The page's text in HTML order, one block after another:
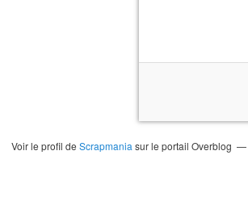
Voir le profil de Scrapmania sur le portail Overblog